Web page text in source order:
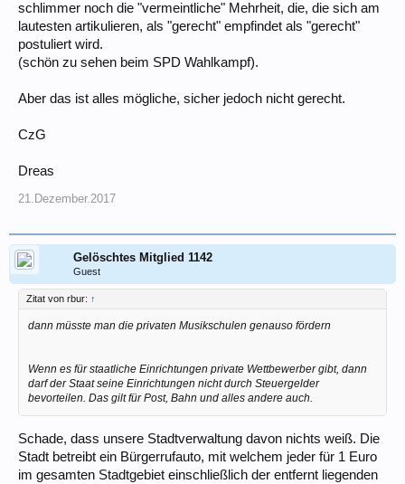
schlimmer noch die "vermeintliche" Mehrheit, die, die sich am
lautesten artikulieren, als "gerecht" empfindet als "gerecht"
postuliert wird.
(schön zu sehen beim SPD Wahlkampf).
Aber das ist alles mögliche, sicher jedoch nicht gerecht.
CzG
Dreas
21.Dezember.2017
Gelöschtes Mitglied 1142
Guest
Zitat von rbur: ↑
dann müsste man die privaten Musikschulen genauso fördern
Wenn es für staatliche Einrichtungen private Wettbewerber gibt, dann
darf der Staat seine Einrichtungen nicht durch Steuergelder
bevorteilen. Das gilt für Post, Bahn und alles andere auch.
Schade, dass unsere Stadtverwaltung davon nichts weiß. Die
Stadt betreibt ein Bürgerrufauto, mit welchem jeder für 1 Euro
im gesamten Stadtgebiet einschließlich der entfernt liegenden